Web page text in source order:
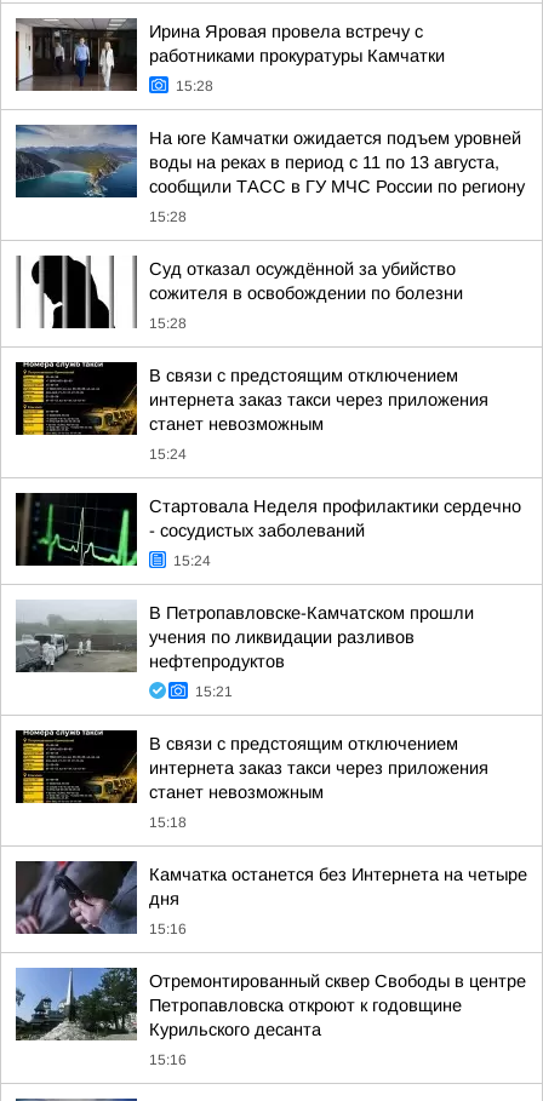
Ирина Яровая провела встречу с
работниками прокуратуры Камчатки
15:28
На юге Камчатки ожидается подъем уровней
воды на реках в период с 11 по 13 августа,
сообщили ТАСС в ГУ МЧС России по региону
15:28
Суд отказал осуждённой за убийство
сожителя в освобождении по болезни
15:28
В связи с предстоящим отключением
интернета заказ такси через приложения
станет невозможным
15:24
Стартовала Неделя профилактики сердечно
- сосудистых заболеваний
15:24
В Петропавловске-Камчатском прошли
учения по ликвидации разливов
нефтепродуктов
15:21
В связи с предстоящим отключением
интернета заказ такси через приложения
станет невозможным
15:18
Камчатка останется без Интернета на четыре
дня
15:16
Отремонтированный сквер Свободы в центре
Петропавловска откроют к годовщине
Курильского десанта
15:16